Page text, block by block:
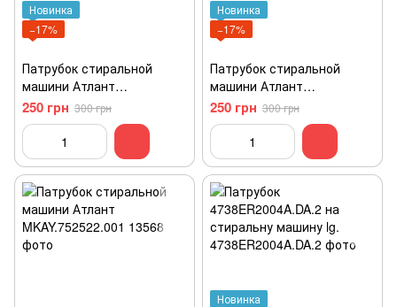
Новинка
−17%
Патрубок стиральной
машини Атлант
MKAY.752524.002
250 грн 300 грн
Новинка
−17%
Патрубок стиральной
машини Атлант
MKAY.302641.001
250 грн 300 грн
Новинка